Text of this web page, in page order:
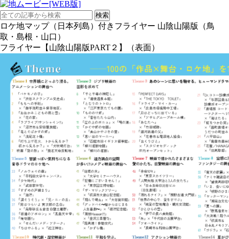
ロケ地マップ（日本列島）付きフライヤー 山陰山陽版（鳥
取・島根・山口）
フライヤー【山陰山陽版PART２】（表面）